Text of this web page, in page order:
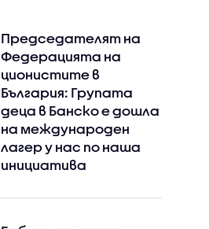
Председателят на
Федерацията на
ционистите в
България: Групата
деца в Банско е дошла
на международен
лагер у нас по наша
инициатива